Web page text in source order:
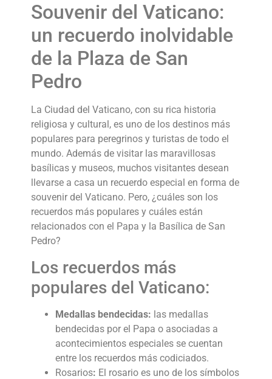
Souvenir del Vaticano:
un recuerdo inolvidable
de la Plaza de San
Pedro
La Ciudad del Vaticano, con su rica historia
religiosa y cultural, es uno de los destinos más
populares para peregrinos y turistas de todo el
mundo. Además de visitar las maravillosas
basílicas y museos, muchos visitantes desean
llevarse a casa un recuerdo especial en forma de
souvenir del Vaticano. Pero, ¿cuáles son los
recuerdos más populares y cuáles están
relacionados con el Papa y la Basílica de San
Pedro?
Los recuerdos más
populares del Vaticano:
Medallas bendecidas: las medallas
bendecidas por el Papa o asociadas a
acontecimientos especiales se cuentan
entre los recuerdos más codiciados.
Rosarios: El rosario es uno de los símbolos